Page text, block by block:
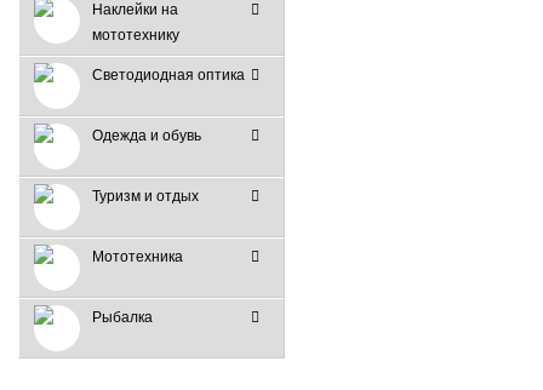
Наклейки на
мототехнику
Светодиодная оптика
Одежда и обувь
Туризм и отдых
Мототехника
Рыбалка